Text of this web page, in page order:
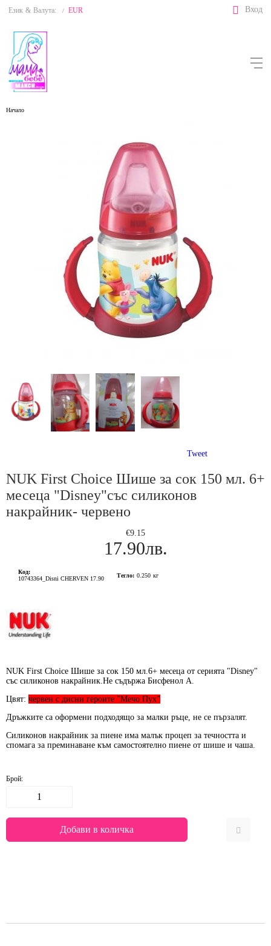
Език & Валута: / EUR Вход
Начало
Tweet
NUK First Choice Шише за сок 150 мл. 6+
месеца "Disney"със силиконов
накрайник- червено
€9.15
17.90лв.
Код:
10743364_Disni CHERVEN 17.90
Тегло: 0.250 кг
NUK First Choice Шише за сок 150 мл.6+ месеца от серията "Disney"
със силиконов накрайник.Не съдържа Бисфенол А.
Цвят: червен с дисни героите "Мечо Пух"
Дръжките са оформени подходящо за малки ръце, не се пързалят.
Силиконов накрайник за пиене има малък процеп за течността и
спомага за преминаване към самостоятелно пиене от шише и чаша.
Брой: